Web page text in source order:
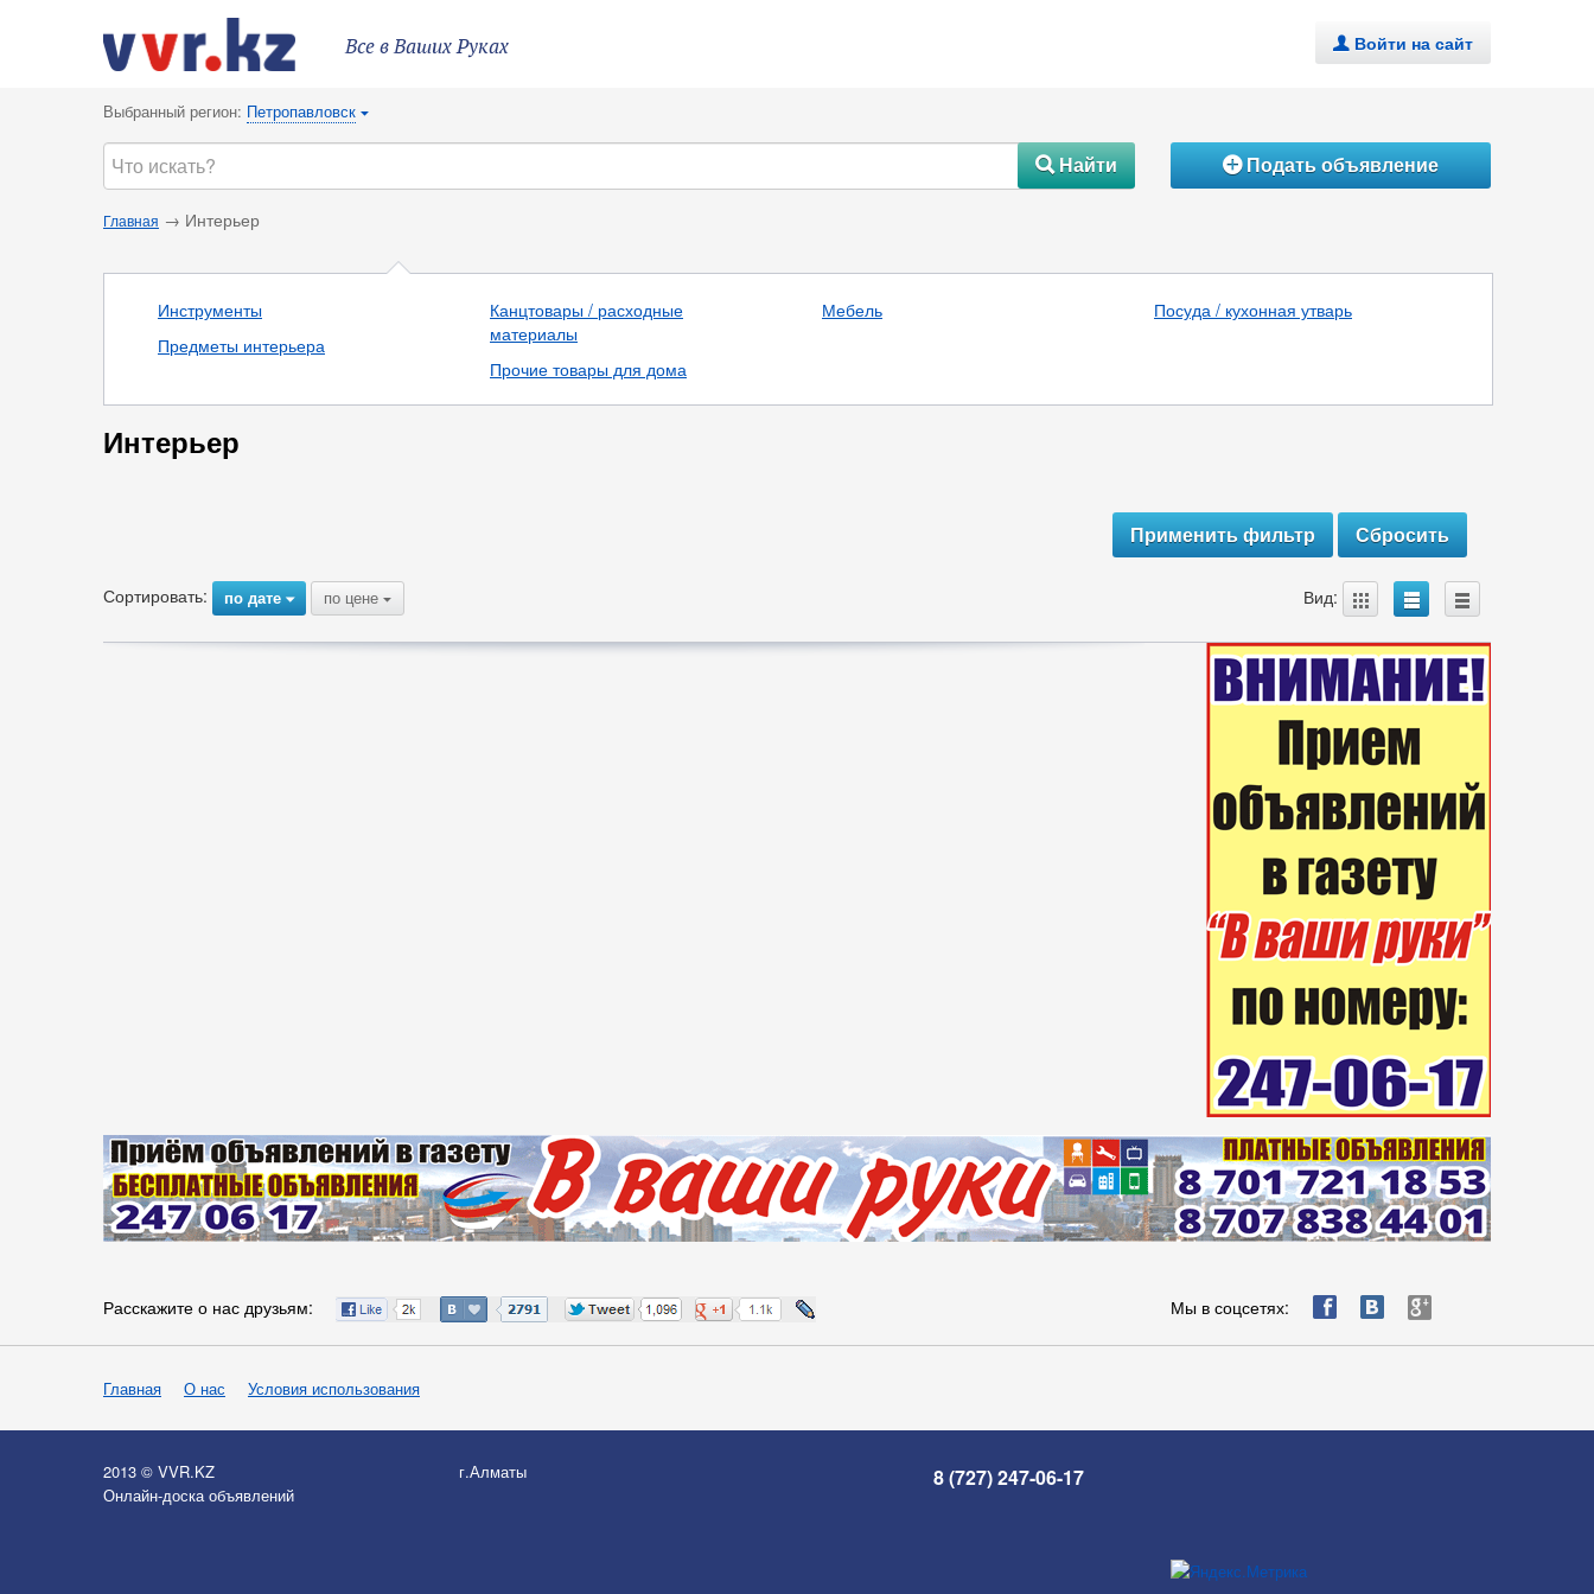
Все в Ваших Руках . Войти на сайт
Выбранный регион: Петропавловск {
#Найти ÁПодать объявление
Главная → Интерьер
Инструменты
Предметы интерьера
Канцтовары / расходные
материалы
Прочие товары для дома
Мебель Посуда / кухонная утварь
Интерьер
Сортировать: по дате{ по цене { Вид: A B C
Расскажите о нас друзьям: Мы в соцсетях: ä æ è
Главная О нас Условия использования
2013 © VVR.KZ
Онлайн-доска объявлений
г.Алматы 8 (727) 247-06-17